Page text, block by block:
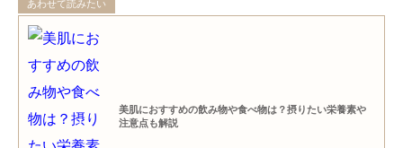
あわせて読みたい
美肌におすすめの飲み物や食べ物は？摂りたい栄養素や
注意点も解説